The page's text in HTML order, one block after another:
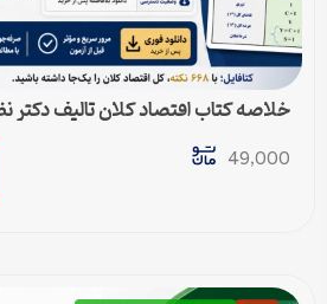
خلاصه کتاب اقتصاد کلان تالیف دکتر نظری
49,000